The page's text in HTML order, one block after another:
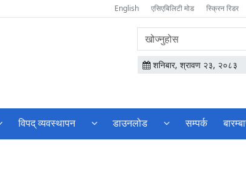
English एसिएबिलिटी मोड स्क्रिन रिडर
वेबसाइटमा
सामग्री
खोज्नुहोस
शनिबार, श्रावण २३, २०८३
विपद् व्यवस्थापन डाउनलोड सम्पर्क